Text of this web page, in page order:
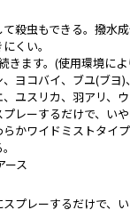
殺虫もできる。撥水
くい。
きます。(使用環境に
、ヨコバイ、ブユ(ブヨ
ユスリカ、羽アリ、
レーするだけで、い
かワイドミストタイ
ース
プレーするだけで、